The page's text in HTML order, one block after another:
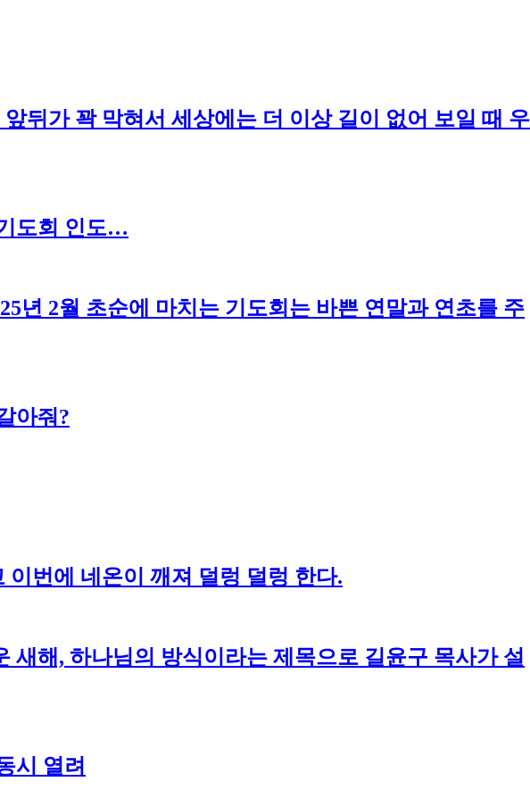
뒤가 꽉 막혀서 세상에는 더 이상 길이 없어 보일 때 우
도회 인도…
년 2월 초순에 마치는 기도회는 바쁜 연말과 연초를 주
아줘?
번에 네온이 깨져 덜렁 덜렁 한다.
새해, 하나님의 방식이라는 제목으로 길윤구 목사가 설
시 열려